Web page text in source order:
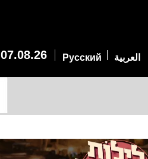
07.08.26 العربية Русский